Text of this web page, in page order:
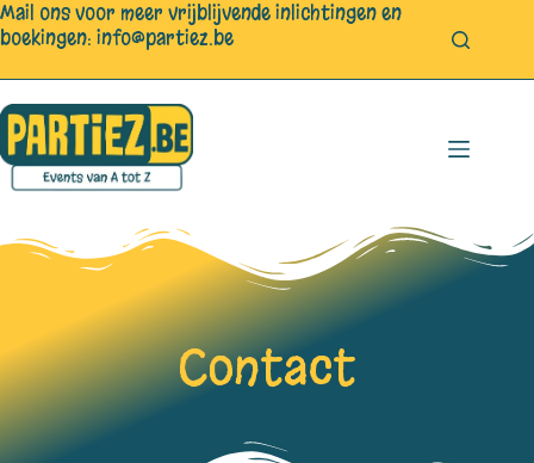
Mail ons voor meer vrijblijvende inlichtingen en
boekingen: info@partiez.be
Contact